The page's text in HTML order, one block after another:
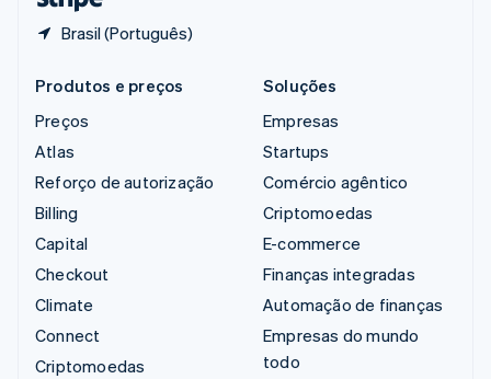
Brasil (Português)
Produtos e preços
Preços
Atlas
Reforço de autorização
Billing
Capital
Checkout
Climate
Connect
Criptomoedas
Soluções
Empresas
Startups
Comércio agêntico
Criptomoedas
E-commerce
Finanças integradas
Automação de finanças
Empresas do mundo
todo